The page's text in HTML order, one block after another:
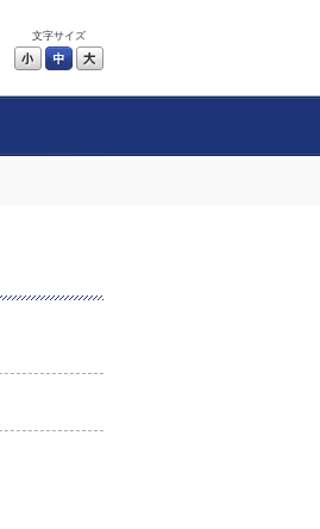
文字サイズ
小 中